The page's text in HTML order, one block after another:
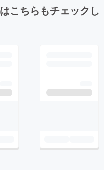
こちらもチェックし